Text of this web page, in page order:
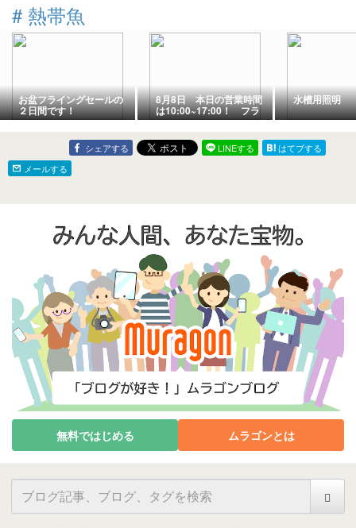
# 熱帯魚
お盆フライングセールの
２日間です！
8月8日 本日の営業時間
は10:00~17:00！ フラ
イングお盆セール２日間
限定！
水槽用照明
シェアする LINEする
はてブする
メールする
無料ではじめる ムラゴンとは